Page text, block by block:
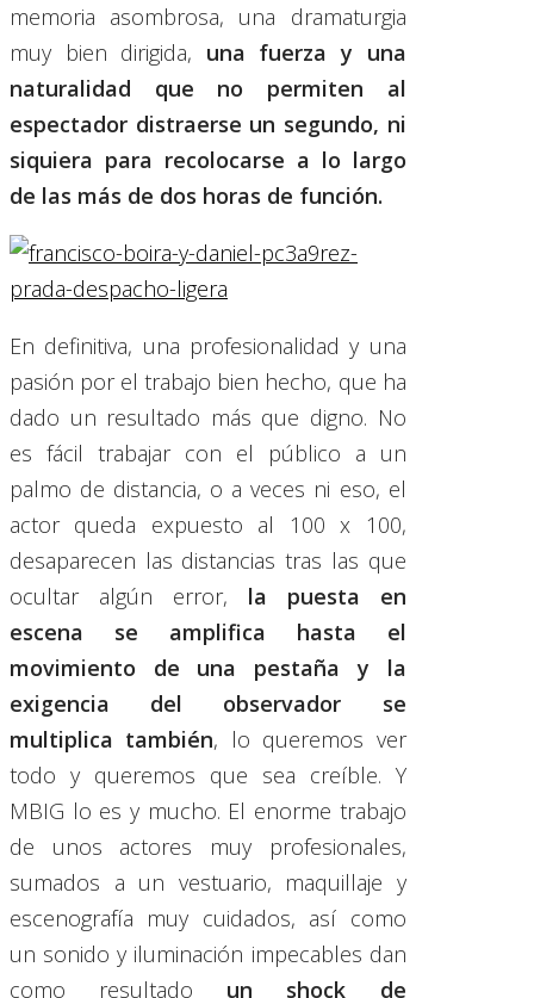
memoria asombrosa, una dramaturgia
muy bien dirigida, una fuerza y una
naturalidad que no permiten al
espectador distraerse un segundo, ni
siquiera para recolocarse a lo largo
de las más de dos horas de función.
En definitiva, una profesionalidad y una
pasión por el trabajo bien hecho, que ha
dado un resultado más que digno. No
es fácil trabajar con el público a un
palmo de distancia, o a veces ni eso, el
actor queda expuesto al 100 x 100,
desaparecen las distancias tras las que
ocultar algún error, la puesta en
escena se amplifica hasta el
movimiento de una pestaña y la
exigencia del observador se
multiplica también, lo queremos ver
todo y queremos que sea creíble. Y
MBIG lo es y mucho. El enorme trabajo
de unos actores muy profesionales,
sumados a un vestuario, maquillaje y
escenografía muy cuidados, así como
un sonido y iluminación impecables dan
como resultado un shock de